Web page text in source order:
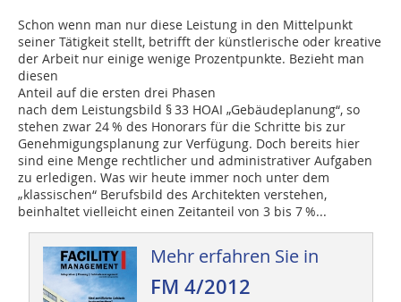
Schon wenn man nur diese Leistung in den Mittelpunkt
seiner Tätigkeit stellt, betrifft der künstlerische oder kreative
der Arbeit nur einige wenige Prozentpunkte. Bezieht man
diesen
Anteil auf die ersten drei Phasen
nach dem Leistungsbild § 33 HOAI „Gebäude­planung“, so
stehen zwar 24 % des ­Honorars für die Schritte bis zur
Genehmigungsplanung zur Verfügung. Doch bereits hier
sind eine Menge rechtlicher und administrativer Aufgaben
zu erledigen. Was wir heute immer noch unter dem
„klassischen“ Berufsbild des Architekten verstehen,
beinhaltet vielleicht einen Zeitanteil von 3 bis 7 %...
Mehr erfahren Sie in
FM 4/2012